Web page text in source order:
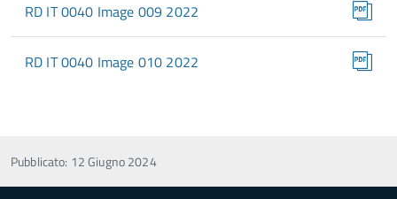
RD IT 0040 Image 009 2022
RD IT 0040 Image 010 2022
Pubblicato: 12 Giugno 2024